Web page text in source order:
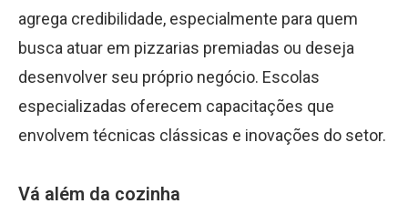
agrega credibilidade, especialmente para quem
busca atuar em pizzarias premiadas ou deseja
desenvolver seu próprio negócio. Escolas
especializadas oferecem capacitações que
envolvem técnicas clássicas e inovações do setor.
Vá além da cozinha